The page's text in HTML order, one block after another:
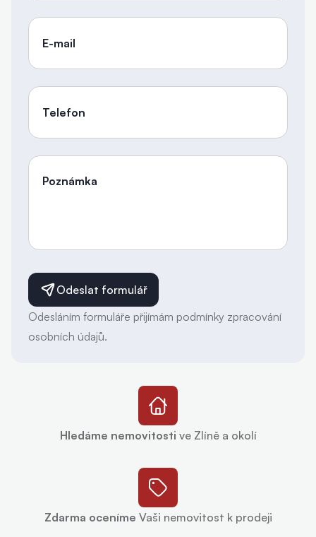
E-mail
Telefon
Poznámka
Odeslat formulář
Odesláním formuláře přijímám podmínky zpracování
osobních údajů.
Hledáme nemovitosti ve Zlíně a okolí
Zdarma oceníme Vaši nemovitost k prodeji